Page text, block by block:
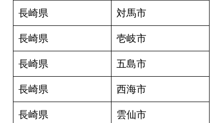
長崎県 対馬市
長崎県 壱岐市
長崎県 五島市
長崎県 西海市
長崎県 雲仙市